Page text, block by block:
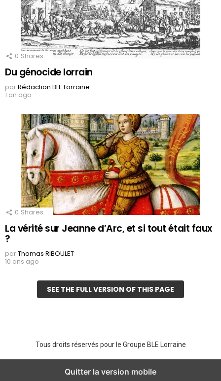
0 Shares
Du génocide lorrain
parRédaction BLE Lorraine
1 an ago
0 Shares
La vérité sur Jeanne d’Arc, et si tout était faux
?
parThomas RIBOULET
10 ans ago
SEE THE FULL VERSION OF THIS PAGE
Tous droits réservés pour le Groupe BLE Lorraine
Quitter la version mobile